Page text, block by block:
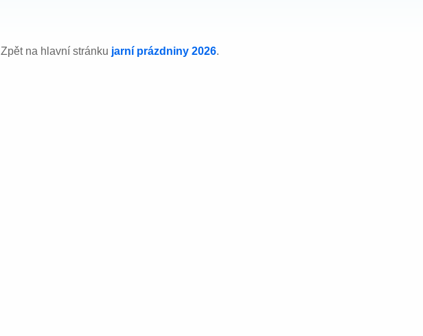
Zpět na hlavní stránku jarní prázdniny 2026.